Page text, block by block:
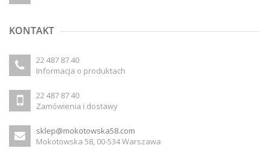
KONTAKT
22 487 87 40
Informacja o produktach
22 487 87 40
Zamówienia i dostawy
sklep@mokotowska58.com
Mokotowska 58, 00-534 Warszawa